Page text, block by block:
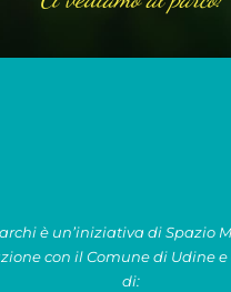
è un’iniziativa di Spazio
con il Comune di Udine
di: